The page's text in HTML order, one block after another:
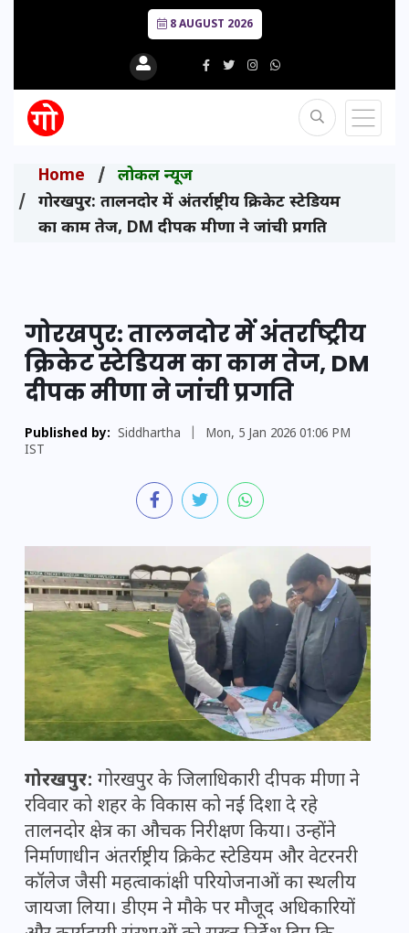
8 AUGUST 2026
Home
लोकल न्यूज
गोरखपुर: तालनदोर में अंतर्राष्ट्रीय क्रिकेट स्टेडियम
का काम तेज, DM दीपक मीणा ने जांची प्रगति
गोरखपुर: तालनदोर में अंतर्राष्ट्रीय
क्रिकेट स्टेडियम का काम तेज, DM
दीपक मीणा ने जांची प्रगति
Published by: Siddhartha
Mon, 5 Jan 2026 01:06 PM
IST
गोरखपुर: गोरखपुर के जिलाधिकारी दीपक मीणा ने
रविवार को शहर के विकास को नई दिशा दे रहे
तालनदोर क्षेत्र का औचक निरीक्षण किया। उन्होंने
निर्माणाधीन अंतर्राष्ट्रीय क्रिकेट स्टेडियम और वेटरनरी
कॉलेज जैसी महत्वाकांक्षी परियोजनाओं का स्थलीय
जायजा लिया। डीएम ने मौके पर मौजूद अधिकारियों